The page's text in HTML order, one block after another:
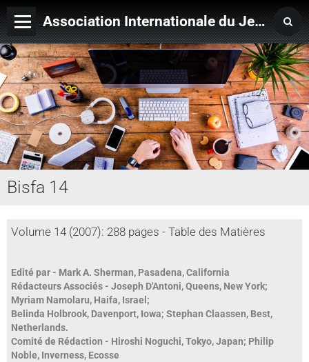
Association Internationale du Jeu de Ficelle
Page d'accueil
Derniers ajouts
Bisfa 14
Volume 14 (2007): 288 pages - Table des Matières
Edité par- Mark A. Sherman, Pasadena, California
Rédacteurs Associés- Joseph D'Antoni, Queens, New York;
Myriam Namolaru, Haifa, Israel;
Belinda Holbrook, Davenport, Iowa; Stephan Claassen, Best,
Netherlands.
Comité de Rédaction - Hiroshi Noguchi, Tokyo, Japan; Philip
Noble, Inverness, Ecosse